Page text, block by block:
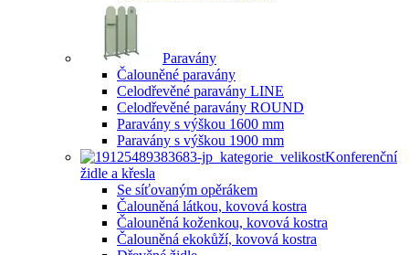
Paravány
Čalouněné paravány
Celodřevěné paravány LINE
Celodřevěné paravány ROUND
Paravány s výškou 1600 mm
Paravány s výškou 1900 mm
Konferenční
židle a křesla
Se síťovaným opěrákem
Čalouněná látkou, kovová kostra
Čalouněná koženkou, kovová kostra
Čalouněná ekokůží, kovová kostra